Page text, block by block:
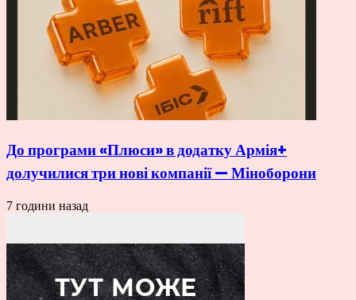
До програми «Плюси» в додатку Армія+
долучилися три нові компанії — Міноборони
7 години назад